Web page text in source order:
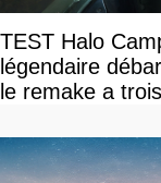
TEST Halo
légendaire
le remake a